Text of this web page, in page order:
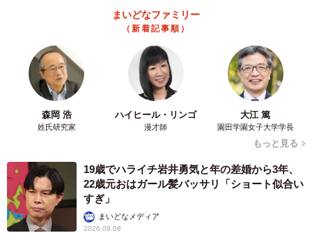
◆はいどろ漫画 日常の事件や、身近なスカッと話をお届
Instagramはこちら→
https://www.instagram.com/haidoromanga
◇ ◇
まいどなファミリー
（新着記事順）
森岡 浩
姓氏研究家
ハイヒール・リンゴ
漫才師
大江 篤
園田学園女子大学学長
もっと見る
19歳でハライチ岩井勇気と年の差婚から3年、
22歳元おはガール髪バッサリ「ショート似合い
すぎ」
まいどなメディア
2026.08.08